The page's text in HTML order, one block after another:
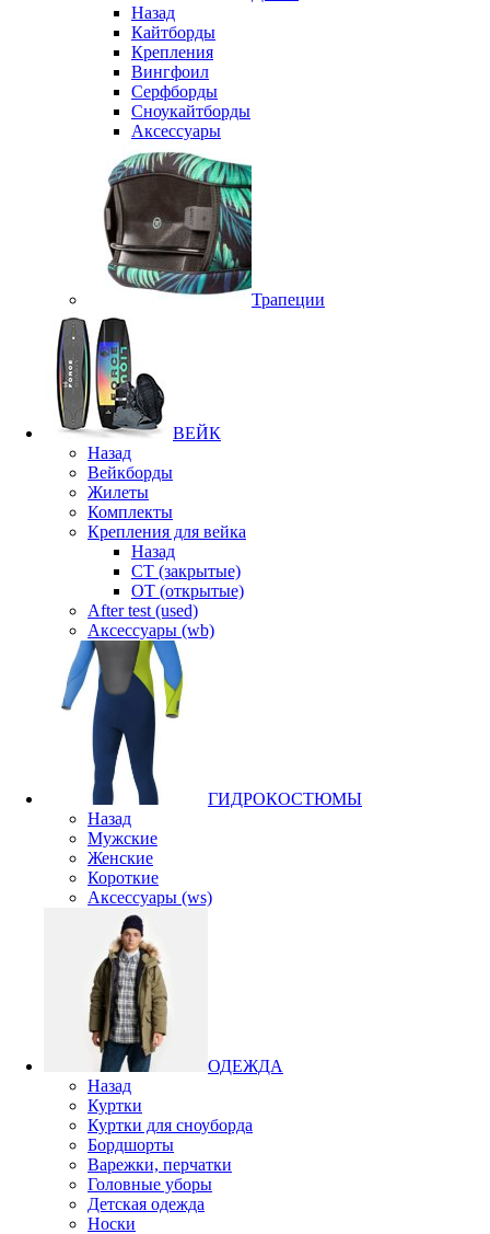
Назад
Кайтборды
Крепления
Вингфоил
Серфборды
Сноукайтборды
Аксессуары
Трапеции
ВЕЙК
Назад
Вейкборды
Жилеты
Комплекты
Крепления для вейка
Назад
CT (закрытые)
OT (открытые)
After test (used)
Аксессуары (wb)
ГИДРОКОСТЮМЫ
Назад
Мужские
Женские
Короткие
Аксессуары (ws)
ОДЕЖДА
Назад
Куртки
Куртки для сноуборда
Бордшорты
Варежки, перчатки
Головные уборы
Детская одежда
Носки